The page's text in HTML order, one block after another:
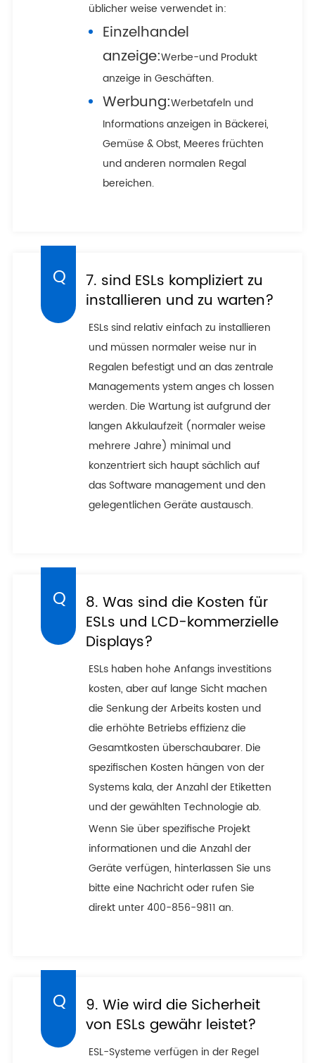
üblicher weise verwendet in:
Einzelhandel
anzeige:Werbe-und Produkt
anzeige in Geschäften.
Werbung:Werbetafeln und
Informations anzeigen in Bäckerei,
Gemüse & Obst, Meeres früchten
und anderen normalen Regal
bereichen.
7. sind ESLs kompliziert zu
installieren und zu warten?
ESLs sind relativ einfach zu installieren
und müssen normaler weise nur in
Regalen befestigt und an das zentrale
Managements ystem anges ch lossen
werden. Die Wartung ist aufgrund der
langen Akkulaufzeit (normaler weise
mehrere Jahre) minimal und
konzentriert sich haupt sächlich auf
das Software management und den
gelegentlichen Geräte austausch.
8. Was sind die Kosten für
ESLs und LCD-kommerzielle
Displays?
ESLs haben hohe Anfangs investitions
kosten, aber auf lange Sicht machen
die Senkung der Arbeits kosten und
die erhöhte Betriebs effizienz die
Gesamtkosten überschaubarer. Die
spezifischen Kosten hängen von der
Systems kala, der Anzahl der Etiketten
und der gewählten Technologie ab.
Wenn Sie über spezifische Projekt
informationen und die Anzahl der
Geräte verfügen, hinterlassen Sie uns
bitte eine Nachricht oder rufen Sie
direkt unter 400-856-9811 an.
9. Wie wird die Sicherheit
von ESLs gewähr leistet?
ESL-Systeme verfügen in der Regel